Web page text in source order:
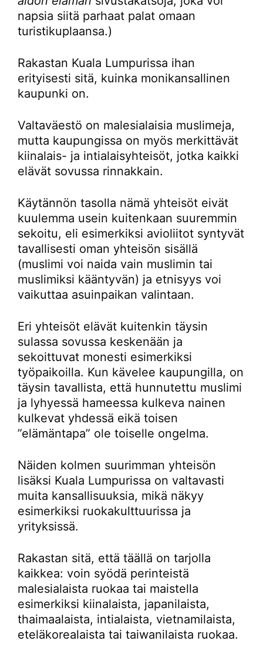
napsia siitä parhaat palat omaan
turistikuplaansa.)
Rakastan Kuala Lumpurissa ihan
erityisesti sitä, kuinka monikansallinen
kaupunki on.
Valtaväestö on malesialaisia muslimeja,
mutta kaupungissa on myös merkittävät
kiinalais- ja intialaisyhteisöt, jotka kaikki
elävät sovussa rinnakkain.
Käytännön tasolla nämä yhteisöt eivät
kuulemma usein kuitenkaan suuremmin
sekoitu, eli esimerkiksi avioliitot syntyvät
tavallisesti oman yhteisön sisällä
(muslimi voi naida vain muslimin tai
muslimiksi kääntyvän) ja etnisyys voi
vaikuttaa asuinpaikan valintaan.
Eri yhteisöt elävät kuitenkin täysin
sulassa sovussa keskenään ja
sekoittuvat monesti esimerkiksi
työpaikoilla. Kun kävelee kaupungilla, on
täysin tavallista, että hunnutettu muslimi
ja lyhyessä hameessa kulkeva nainen
kulkevat yhdessä eikä toisen
”elämäntapa” ole toiselle ongelma.
Näiden kolmen suurimman yhteisön
lisäksi Kuala Lumpurissa on valtavasti
muita kansallisuuksia, mikä näkyy
esimerkiksi ruokakulttuurissa ja
yrityksissä.
Rakastan sitä, että täällä on tarjolla
kaikkea: voin syödä perinteistä
malesialaista ruokaa tai maistella
esimerkiksi kiinalaista, japanilaista,
thaimaalaista, intialaista, vietnamilaista,
eteläkorealaista tai taiwanilaista ruokaa.